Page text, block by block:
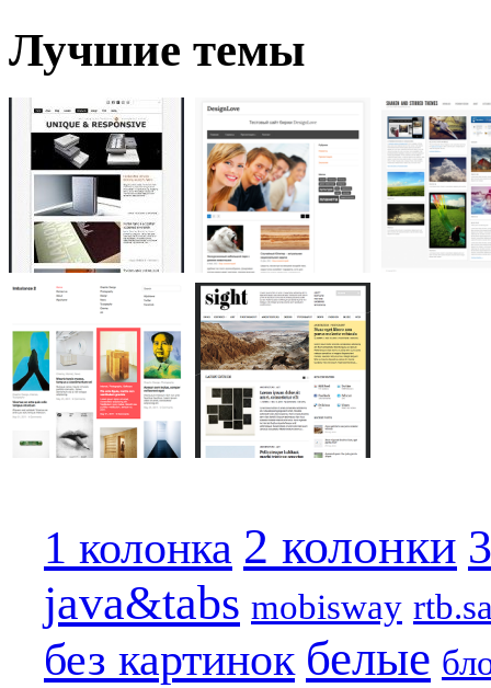
Лучшие темы
1 колонка 2 колонки
java&tabs mobisway
без картинок белые